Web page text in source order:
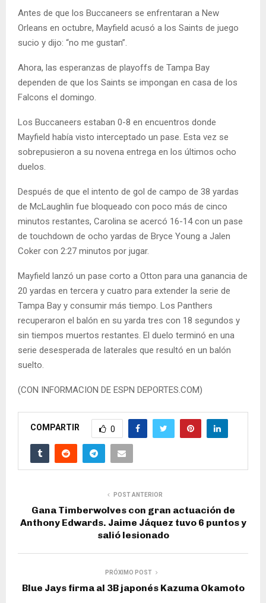
Antes de que los Buccaneers se enfrentaran a New
Orleans en octubre, Mayfield acusó a los Saints de juego
sucio y dijo: “no me gustan”.
Ahora, las esperanzas de playoffs de Tampa Bay
dependen de que los Saints se impongan en casa de los
Falcons el domingo.
Los Buccaneers estaban 0-8 en encuentros donde
Mayfield había visto interceptado un pase. Esta vez se
sobrepusieron a su novena entrega en los últimos ocho
duelos.
Después de que el intento de gol de campo de 38 yardas
de McLaughlin fue bloqueado con poco más de cinco
minutos restantes, Carolina se acercó 16-14 con un pase
de touchdown de ocho yardas de Bryce Young a Jalen
Coker con 2:27 minutos por jugar.
Mayfield lanzó un pase corto a Otton para una ganancia de
20 yardas en tercera y cuatro para extender la serie de
Tampa Bay y consumir más tiempo. Los Panthers
recuperaron el balón en su yarda tres con 18 segundos y
sin tiempos muertos restantes. El duelo terminó en una
serie desesperada de laterales que resultó en un balón
suelto.
(CON INFORMACION DE ESPN DEPORTES.COM)
COMPARTIR 0
POST ANTERIOR
Gana Timberwolves con gran actuación de
Anthony Edwards. Jaime Jáquez tuvo 6 puntos y
salió lesionado
PRÓXIMO POST
Blue Jays firma al 3B japonés Kazuma Okamoto